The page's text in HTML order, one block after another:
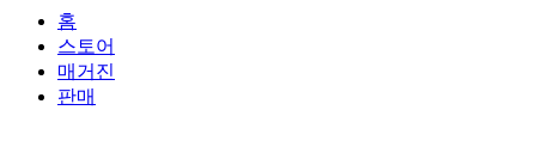
홈
스토어
매거진
판매